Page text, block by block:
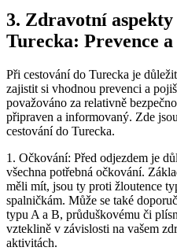
3. Zdravotní
Turecka: Prevence
Při cestování do Turecka je
zajistit si vhodnou prevenci a
považováno za relativně
připraven a informovaný. Zde
cestování do Turecka.
1. Očkování: Před odjezdem je
všechna potřebná očkování.
měli mít, jsou ty proti žloutence
spalničkám. Může se také
typu A a B, průduškovému či
vzteklině v závislosti na vašem
aktivitách.